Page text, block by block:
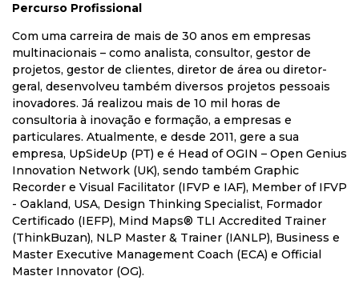
Percurso Profissional
Com uma carreira de mais de 30 anos em empresas
multinacionais – como analista, consultor, gestor de
projetos, gestor de clientes, diretor de área ou diretor-
geral, desenvolveu também diversos projetos pessoais
inovadores. Já realizou mais de 10 mil horas de
consultoria à inovação e formação, a empresas e
particulares. Atualmente, e desde 2011, gere a sua
empresa, UpSideUp (PT) e é Head of OGIN – Open Genius
Innovation Network (UK), sendo também Graphic
Recorder e Visual Facilitator (IFVP e IAF), Member of IFVP
- Oakland, USA, Design Thinking Specialist, Formador
Certificado (IEFP), Mind Maps® TLI Accredited Trainer
(ThinkBuzan), NLP Master & Trainer (IANLP), Business e
Master Executive Management Coach (ECA) e Official
Master Innovator (OG).